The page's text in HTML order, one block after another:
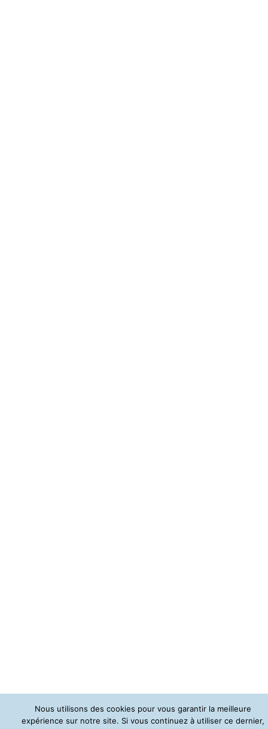
Nous utilisons des cookies pour vous garantir la meilleure
expérience sur notre site. Si vous continuez à utiliser ce dernier,